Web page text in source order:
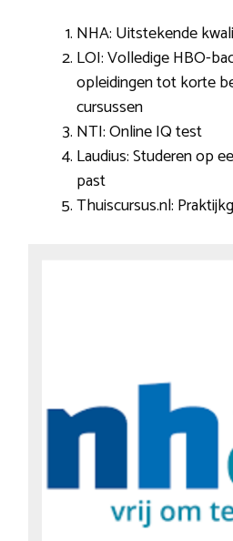
NHA: Uitstekende
LOI: Volledige HBO-
opleidingen tot korte
cursussen
NTI: Online IQ test
Laudius: Studeren op
past
Thuiscursus.nl: